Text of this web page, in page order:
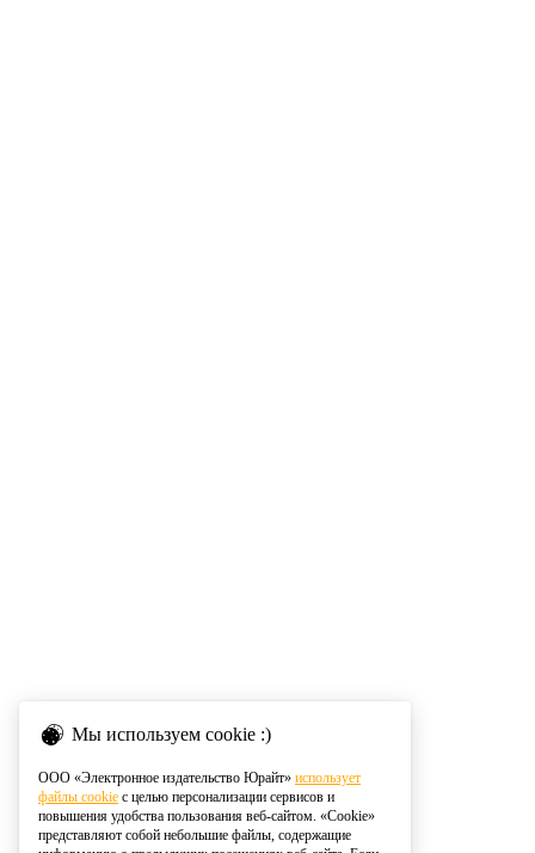
Мы используем cookie :)
ООО «Электронное издательство Юрайт» использует
файлы cookie с целью персонализации сервисов и
повышения удобства пользования веб-сайтом. «Cookie»
представляют собой небольшие файлы, содержащие